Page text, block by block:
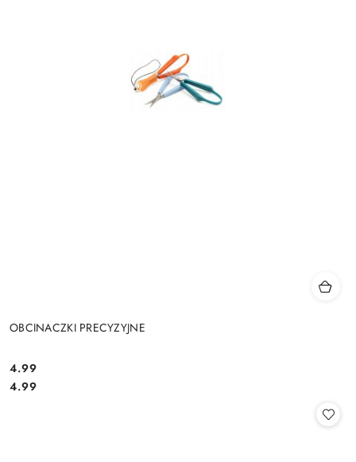
OBCINACZKI PRECYZYJNE
Cena:
4.99
Cena:
4.99